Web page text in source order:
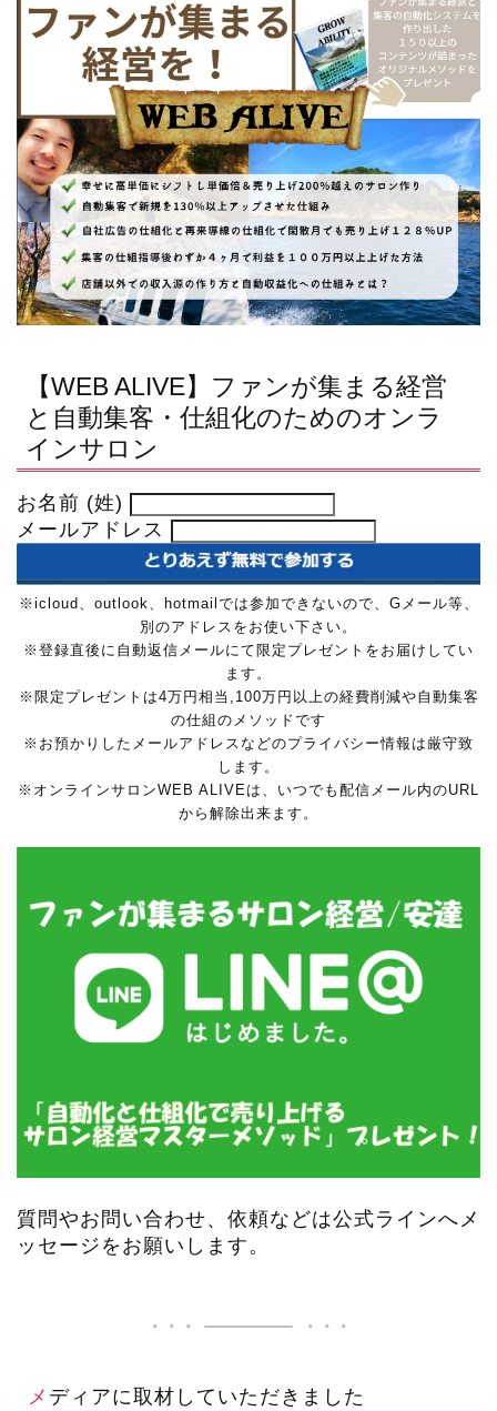
【WEB ALIVE】ファンが集まる経営
と自動集客・仕組化のためのオンラ
インサロン
お名前 (姓)
メールアドレス
※icloud、outlook、hotmailでは参加できないので、Gメール等、
別のアドレスをお使い下さい。
※登録直後に自動返信メールにて限定プレゼントをお届けしてい
ます。
※限定プレゼントは4万円相当,100万円以上の経費削減や自動集客
の仕組のメソッドです
※お預かりしたメールアドレスなどのプライバシー情報は厳守致
します。
※オンラインサロンWEB ALIVEは、いつでも配信メール内のURL
から解除出来ます。
質問やお問い合わせ、依頼などは公式ラインへメ
ッセージをお願いします。
メディアに取材していただきました